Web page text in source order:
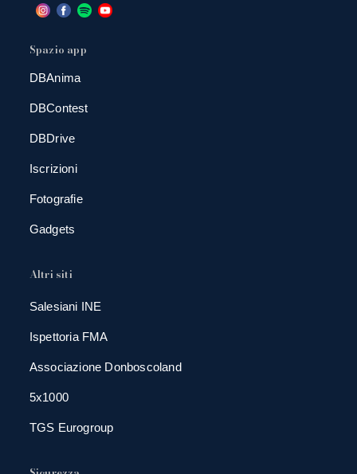
Spazio app
DBAnima
DBContest
DBDrive
Iscrizioni
Fotografie
Gadgets
Altri siti
Salesiani INE
Ispettoria FMA
Associazione Donboscoland
5x1000
TGS Eurogroup